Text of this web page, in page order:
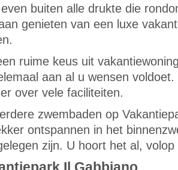
buiten alle drukte die
genieten van een luxe
ruime keus uit
aan al u wensen
over vele faciliteiten.
zwembaden op
ontspannen in het
zijn. U hoort het al,